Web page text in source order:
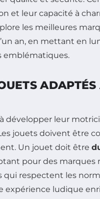
et leur capacité à
les meilleures
an, en mettant en
emblématiques.
ADAPTÉS
développer leur
jouets doivent être
Un jouet doit être
pour des marques
qui respectent les
expérience ludique